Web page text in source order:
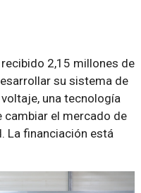
2,15 millones de
su sistema de
una tecnología
cambiar el mercado de
La financiación está